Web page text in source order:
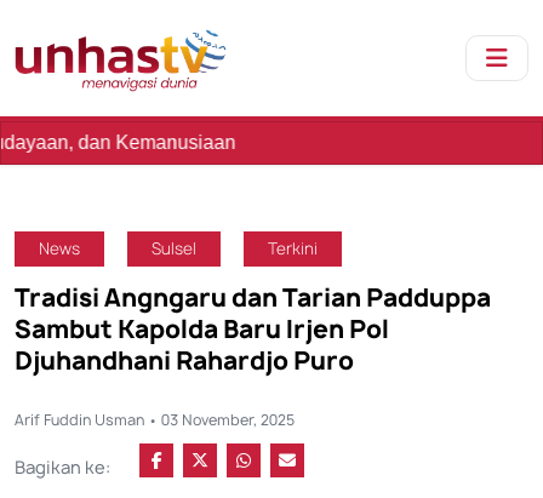
News Sulsel Terkini
Tradisi Angngaru dan Tarian Padduppa
Sambut Kapolda Baru Irjen Pol
Djuhandhani Rahardjo Puro
Arif Fuddin Usman • 03 November, 2025
Bagikan ke: